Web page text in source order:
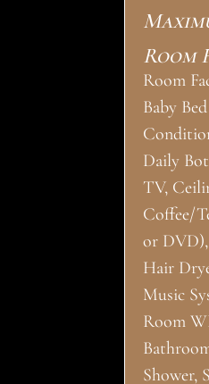
Room
Room
Baby
Daily
TV,
Coffee/
or DVD),
Hair
Music
Room
Shower,